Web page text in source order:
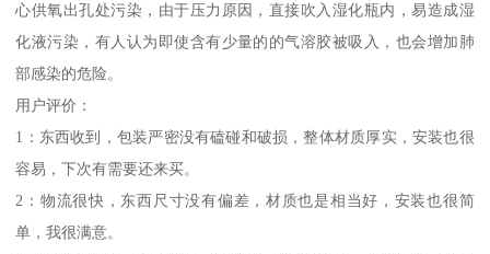
心供氧出孔处污染，由于压力原因，直接吹入湿化瓶内，易造成湿
化液污染，有人认为即使含有少量的的气溶胶被吸入，也会增加肺
部感染的危险。
用户评价：
1：东西收到，包装严密没有磕碰和破损，整体材质厚实，安装也很
容易，下次有需要还来买。
2：物流很快，东西尺寸没有偏差，材质也是相当好，安装也很简
单，我很满意。